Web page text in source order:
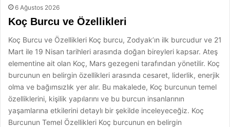
6 Ağustos 2026
Koç Burcu ve Özellikleri
Koç Burcu ve Özellikleri Koç burcu, Zodyak’ın ilk burcudur ve 21
Mart ile 19 Nisan tarihleri arasında doğan bireyleri kapsar. Ateş
elementine ait olan Koç, Mars gezegeni tarafından yönetilir. Koç
burcunun en belirgin özellikleri arasında cesaret, liderlik, enerjik
olma ve bağımsızlık yer alır. Bu makalede, Koç burcunun temel
özelliklerini, kişilik yapılarını ve bu burcun insanlarının
yaşamlarına etkilerini detaylı bir şekilde inceleyeceğiz. Koç
Burcunun Temel Özellikleri Koç burcunun en belirgin